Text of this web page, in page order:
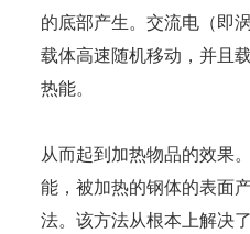
的底部产生。交流电（即
载体高速随机移动，并且
热能。
从而起到加热物品的效果
能，被加热的钢体的表面
法。该方法从根本上解决